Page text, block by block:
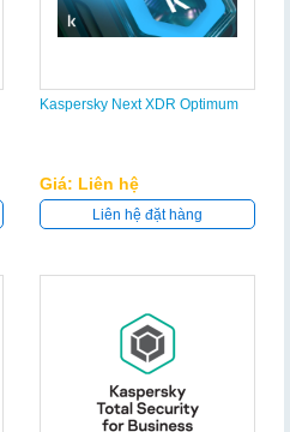
Kaspersky Next XDR Optimum
Giá: Liên hệ
Liên hệ đặt hàng